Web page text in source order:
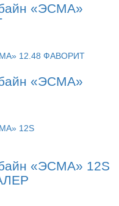
«ЭСМА»
«ЭСМА»
«ЭСМА» 12S